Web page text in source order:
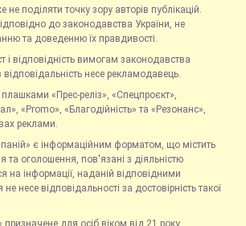
не поділяти точку зору авторів публікацій.
до законодавства України, не
та доведенню їх правдивості.
і відповідність вимогам законодавства
відповідальність несе рекламодавець.
«Прес-реліз», «Спецпроєкт»,
«Promo», «Благодійність» та «Резонанс»,
реклами.
є інформаційним форматом, що містить
та оголошення, пов'язані з діяльністю
на інформації, наданій відповідними
несе відповідальності за достовірність такої
для осіб віком від 21 року.